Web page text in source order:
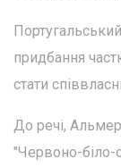
придбання
стати
До речі,
"Червоно-біло-